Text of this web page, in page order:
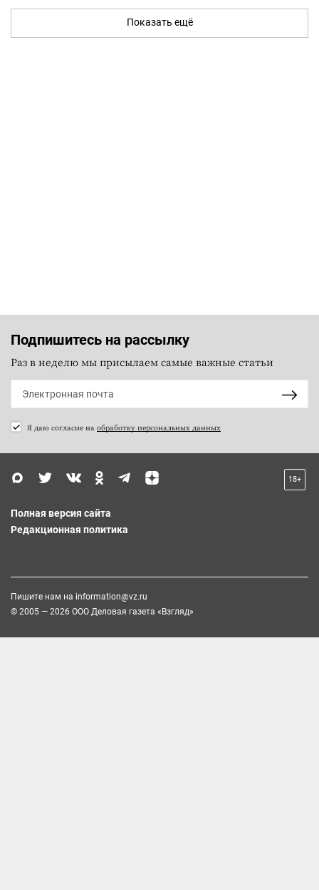
Показать ещё
Подпишитесь на рассылку
Раз в неделю мы присылаем самые важные статьи
Я даю согласие на обработку персональных данных
18+
Полная версия сайта
Редакционная политика
Пишите нам на information@vz.ru
© 2005 — 2026 ООО Деловая газета «Взгляд»